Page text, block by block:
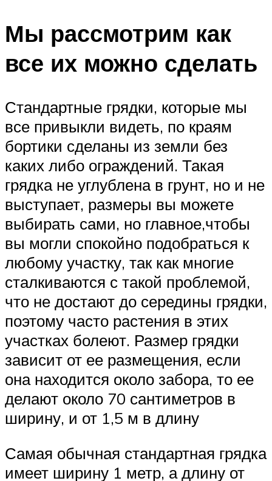
Мы рассмотрим как
все их можно сделать
Стандартные грядки, которые мы
все привыкли видеть, по краям
бортики сделаны из земли без
каких либо ограждений. Такая
грядка не углублена в грунт, но и не
выступает, размеры вы можете
выбирать сами, но главное,чтобы
вы могли спокойно подобраться к
любому участку, так как многие
сталкиваются с такой проблемой,
что не достают до середины грядки,
поэтому часто растения в этих
участках болеют. Размер грядки
зависит от ее размещения, если
она находится около забора, то ее
делают около 70 сантиметров в
ширину, и от 1,5 м в длину
Самая обычная стандартная грядка
имеет ширину 1 метр, а длину от